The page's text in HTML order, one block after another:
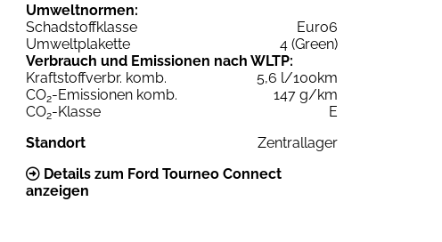
Umweltnormen:
Schadstoffklasse
Euro6
Umweltplakette
4 (Green)
Verbrauch und Emissionen nach WLTP:
Kraftstoffverbr. komb.
5,6 l/100km
CO2-Emissionen komb.
147 g/km
CO2-Klasse
E
Standort
Zentrallager
Details zum Ford Tourneo Connect
anzeigen